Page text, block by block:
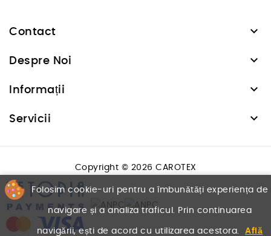
Contact 
Despre Noi 
Informații 
Servicii 
Folosim cookie-uri pentru a îmbunătăți experiența de
navigare și a analiza traficul. Prin continuarea
navigării, ești de acord cu utilizarea acestora. Află
Copyright © 2026 CAROTEX